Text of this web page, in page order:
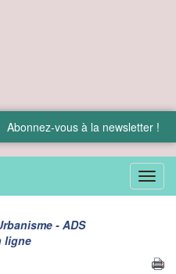
Abonnez-vous à la newsletter !
Menu
- ADS
ligne